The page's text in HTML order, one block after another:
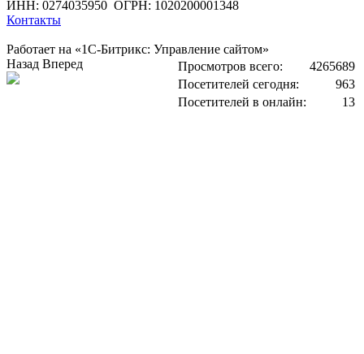
ИНН: 0274035950 ОГРН: 1020200001348
Контакты
Работает на «1С-Битрикс: Управление сайтом»
Просмотров всего:
4265689
Посетителей сегодня:
963
Посетителей в онлайн:
13
Назад Вперед